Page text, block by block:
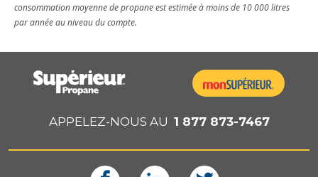
consommation moyenne de propane est estimée à moins de 10 000 litres
par année au niveau du compte.
APPELEZ-NOUS AU 1 877 873-7467